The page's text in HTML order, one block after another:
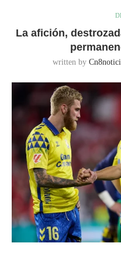
La afición,
written by